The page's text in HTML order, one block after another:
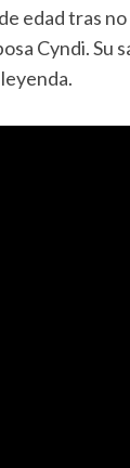
edad tras
Cyndi. Su